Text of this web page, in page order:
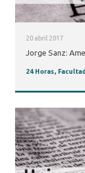
20 abril 2017
Jorge Sanz:
24 Horas,